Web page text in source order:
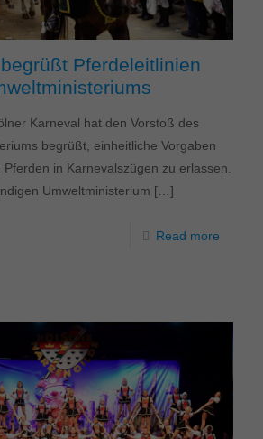
Pferdeleitlinien
Karneval hat den Vorstoß des
begrüßt, einheitliche Vorgaben
in Karnevalszügen zu erlassen.
Umweltministerium […]
Read more